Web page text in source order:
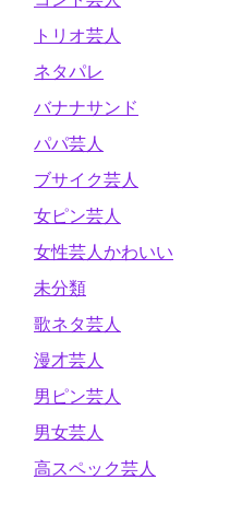
トリオ芸人
ネタパレ
バナナサンド
パパ芸人
ブサイク芸人
女ピン芸人
女性芸人かわいい
未分類
歌ネタ芸人
漫才芸人
男ピン芸人
男女芸人
高スペック芸人